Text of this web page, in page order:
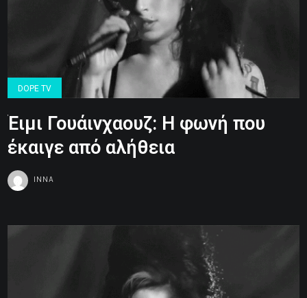
DOPE TV
Έιμι Γουάινχαουζ: Η φωνή που
έκαιγε από αλήθεια
INNA